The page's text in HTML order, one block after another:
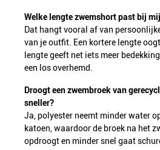
Welke lengte zwemshort past bij
Dat hangt vooral af van
van je outfit. Een kortere lengte
lengte geeft net iets meer
een los overhemd.
Droogt een zwembroek van
sneller?
Ja, polyester neemt minder water
katoen, waardoor de broek na het
opdroogt en minder snel gaat